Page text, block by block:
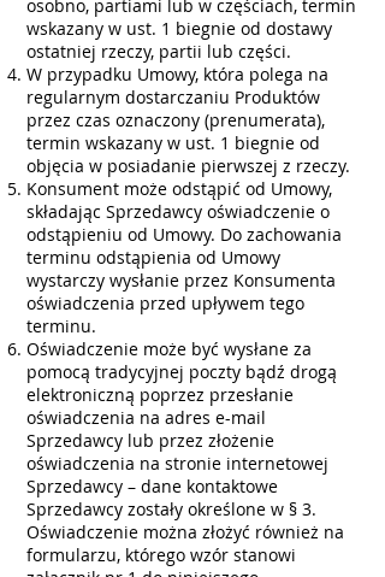
osobno, partiami lub w częściach, termin
wskazany w ust. 1 biegnie od dostawy
ostatniej rzeczy, partii lub części.
W przypadku Umowy, która polega na
regularnym dostarczaniu Produktów
przez czas oznaczony (prenumerata),
termin wskazany w ust. 1 biegnie od
objęcia w posiadanie pierwszej z rzeczy.
Konsument może odstąpić od Umowy,
składając Sprzedawcy oświadczenie o
odstąpieniu od Umowy. Do zachowania
terminu odstąpienia od Umowy
wystarczy wysłanie przez Konsumenta
oświadczenia przed upływem tego
terminu.
Oświadczenie może być wysłane za
pomocą tradycyjnej poczty bądź drogą
elektroniczną poprzez przesłanie
oświadczenia na adres e-mail
Sprzedawcy lub przez złożenie
oświadczenia na stronie internetowej
Sprzedawcy – dane kontaktowe
Sprzedawcy zostały określone w § 3.
Oświadczenie można złożyć również na
formularzu, którego wzór stanowi